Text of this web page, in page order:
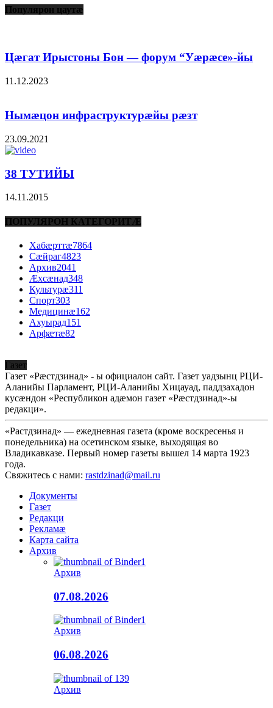
Популярон цаутæ
Цæгат Ирыстоны Бон — форум “Уæрæсе»-йы
11.12.2023
Нымæцон инфраструктурæйы рæзт
23.09.2021
38 ТУТИЙЫ
14.11.2015
ПОПУЛЯРОН КАТЕГОРИТÆ
Хабæрттæ7864
Сæйраг4823
Архив2041
Æхсæнад348
Культурæ311
Спорт303
Медицинæ162
Ахуырад151
Арфæтæ82
Газет
Газет «Рæстдзинад» - ы официалон сайт. Газет уадзынц РЦИ-
Аланийы Парламент, РЦИ-Аланийы Хицауад, паддзахадон
кусæндон «Республикон адæмон газет «Рæстдзинад»-ы
редакци».
«Растдзинад» — ежедневная газета (кроме воскресенья и
понедельника) на осетинском языке, выходящая во
Владикавказе. Первый номер газеты вышел 14 марта 1923
года.
Свяжитесь с нами: rastdzinad@mail.ru
Документы
Газет
Редакци
Рекламæ
Карта сайта
Архив
Архив
07.08.2026
Архив
06.08.2026
Архив